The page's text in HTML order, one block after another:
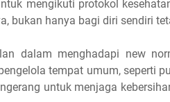
mengikuti protokol
bukan hanya bagi diri sendiri
dalam menghadapi new
tempat umum, seperti
untuk menjaga